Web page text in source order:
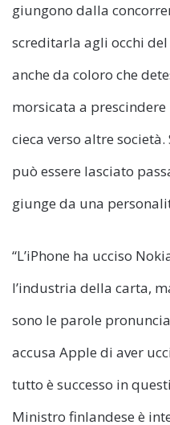
giungono dalla
screditarla agli occhi
anche da coloro che
morsicata a
cieca verso altre
può essere lasciato
giunge da una
“L’iPhone ha ucciso
l’industria della carta,
sono le parole
accusa Apple di aver
tutto è successo in
Ministro finlandese è